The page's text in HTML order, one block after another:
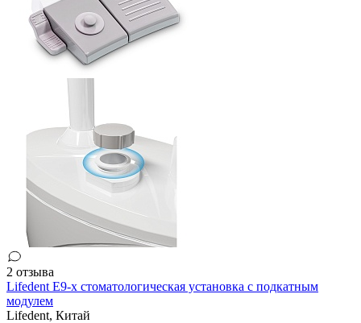
2 отзыва
Lifedent E9-x стоматологическая установка c подкатным
модулем
Lifedent, Китай